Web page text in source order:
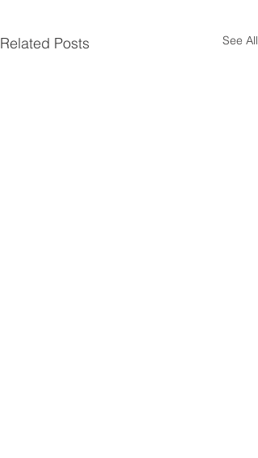
Related Posts See All